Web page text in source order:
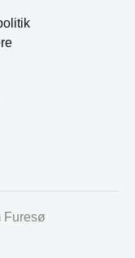
Furesø